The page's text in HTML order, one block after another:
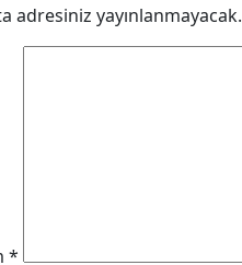
adresiniz yayınlanmayacak.
*